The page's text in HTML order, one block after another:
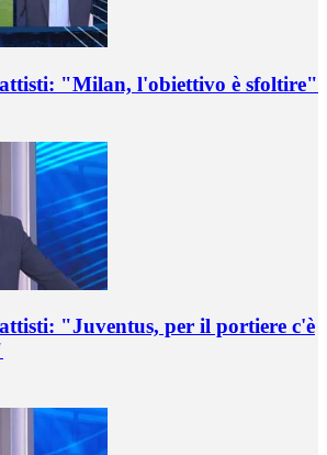
"Milan, l'obiettivo è sfoltire"
"Juventus, per il portiere c'è